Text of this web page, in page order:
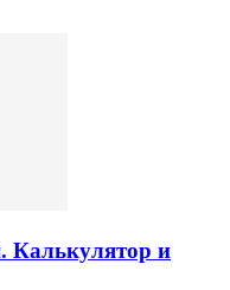
Калькулятор и